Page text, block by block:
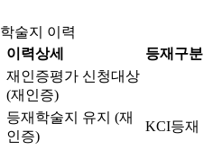
학술지 이력
이력상세 등재구분
재인증평가 신청대상
(재인증)
등재학술지 유지 (재
인증)
KCI등재